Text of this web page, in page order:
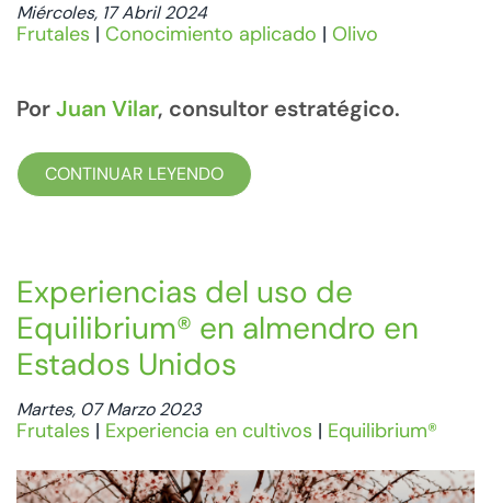
Miércoles, 17 Abril 2024
Frutales | Conocimiento aplicado | Olivo
PorJuan Vilar, consultor estratégico.
CONTINUAR LEYENDO
Experiencias del uso de
Equilibrium® en almendro en
Estados Unidos
Martes, 07 Marzo 2023
Frutales | Experiencia en cultivos | Equilibrium®